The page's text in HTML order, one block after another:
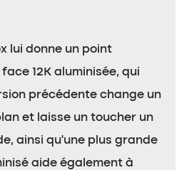
lui donne un point
12K aluminisée, qui
précédente change un
et laisse un toucher un
ainsi qu’une plus grande
aide également à